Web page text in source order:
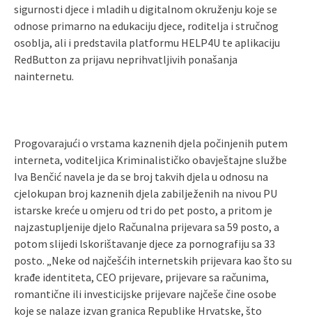
sigurnosti djece i mladih u digitalnom okruženju koje se
odnose primarno na edukaciju djece, roditelja i stručnog
osoblja, ali i predstavila platformu HELP4U te aplikaciju
RedButton za prijavu neprihvatljivih ponašanja
nainternetu.
Progovarajući o vrstama kaznenih djela počinjenih putem
interneta, voditeljica Kriminalističko obavještajne sIužbe
Iva Benčić navela je da se broj takvih djela u odnosu na
cjelokupan broj kaznenih djela zabilježenih na nivou PU
istarske kreće u omjeru od tri do pet posto, a pritom je
najzastupljenije djelo Računalna prijevara sa 59 posto, a
potom slijedi lskorištavanje djece za pornografiju sa 33
posto. „Neke od najčešćih internetskih prijevara kao što su
krađe identiteta, CEO prijevare, prijevare sa računima,
romantične ili investicijske prijevare najčeše čine osobe
koje se nalaze izvan granica Republike Hrvatske, što